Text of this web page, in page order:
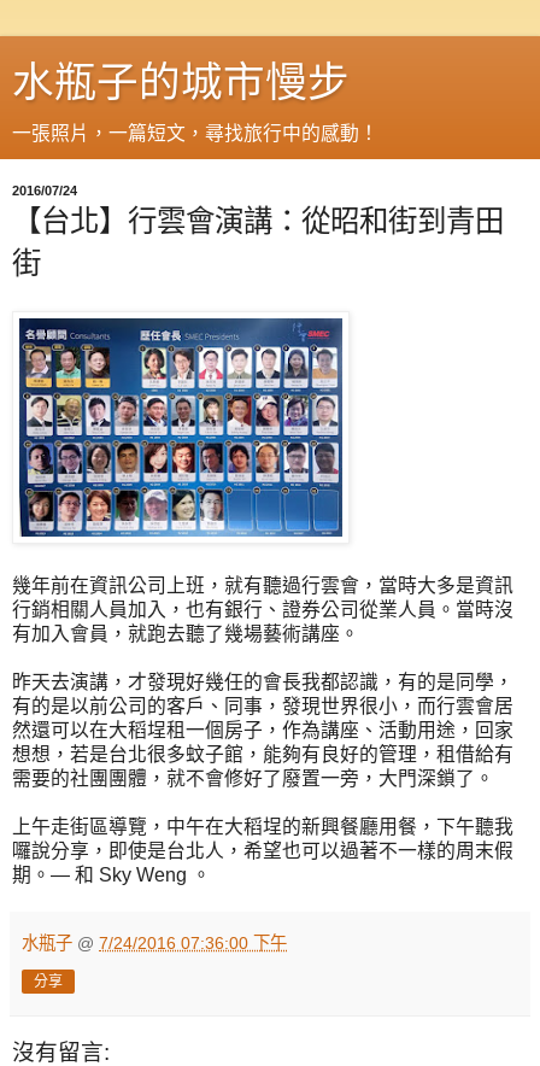
水瓶子的城市慢步
一張照片，一篇短文，尋找旅行中的感動！
2016/07/24
【台北】行雲會演講：從昭和街到青田
街
幾年前在資訊公司上班，就有聽過行雲會，當時大多是資訊
行銷相關人員加入，也有銀行、證券公司從業人員。當時沒
有加入會員，就跑去聽了幾場藝術講座。
昨天去演講，才發現好幾任的會長我都認識，有的是同學，
有的是以前公司的客戶、同事，發現世界很小，而行雲會居
然還可以在大稻埕租一個房子，作為講座、活動用途，回家
想想，若是台北很多蚊子館，能夠有良好的管理，租借給有
需要的社團團體，就不會修好了廢置一旁，大門深鎖了。
上午走街區導覽，中午在大稻埕的新興餐廳用餐，下午聽我
囉說分享，即使是台北人，希望也可以過著不一樣的周末假
期。— 和 Sky Weng 。
水瓶子 @ 7/24/2016 07:36:00 下午
分享
沒有留言: